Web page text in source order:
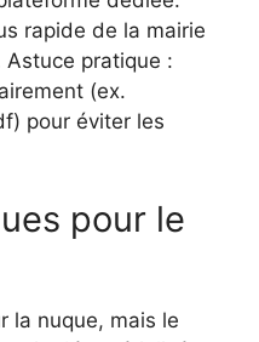
rapide de la mairie
pratique :
(ex.
pour éviter les
pour le
la nuque, mais le